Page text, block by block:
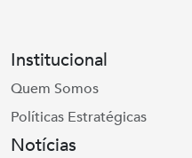
Institucional
Quem Somos
Políticas Estratégicas
Notícias